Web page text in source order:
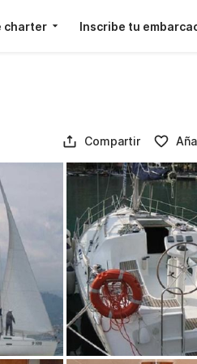
charter Inscribe tu
Compartir